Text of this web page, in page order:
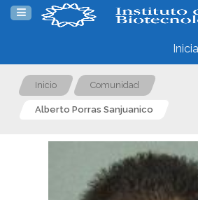
Inicio Comunidad
Alberto Porras Sanjuanico